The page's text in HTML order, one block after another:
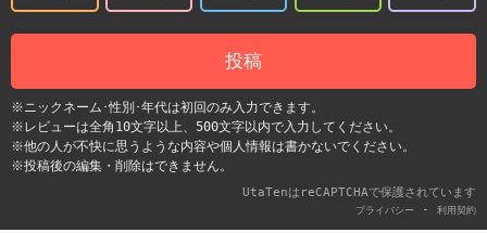
投稿
※ニックネーム･性別･年代は初回のみ入力できます。
※レビューは全角10文字以上、500文字以内で入力してください。
※他の人が不快に思うような内容や個人情報は書かないでください。
※投稿後の編集・削除はできません。
UtaTenはreCAPTCHAで保護されています
プライバシー - 利用契約